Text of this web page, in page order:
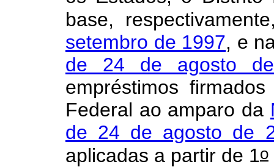
base,
setembro de 1997, e
de 24 de agosto
empréstimos
Federal ao amparo da
de 24 de agosto de
aplicadas a partir de 1o